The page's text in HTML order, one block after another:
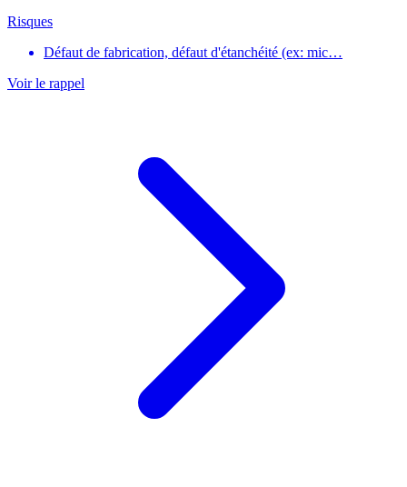
Risques
Défaut de fabrication, défaut d'étanchéité (ex: mic…
Voir le rappel